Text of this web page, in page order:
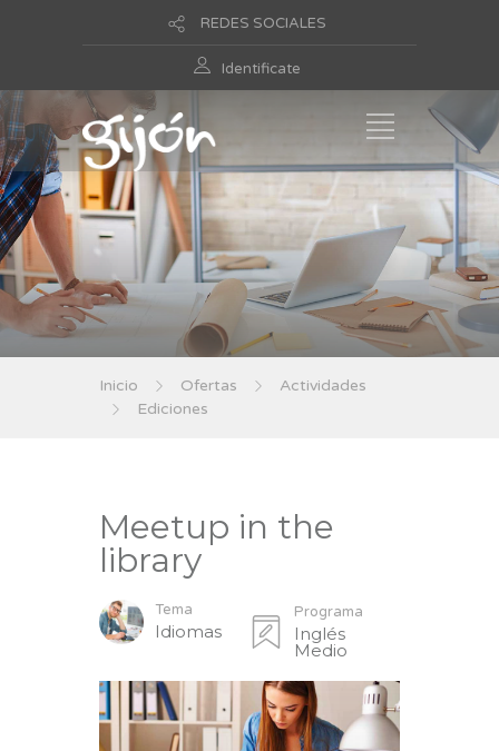
REDES SOCIALES
Identificate
Inicio Ofertas
Actividades
Ediciones
Meetup in the
library
Tema
Idiomas
Programa
Inglés
Medio